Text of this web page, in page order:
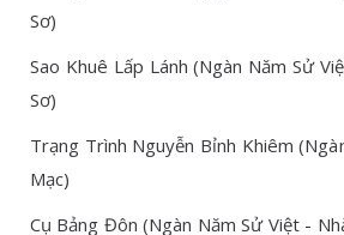
Sơ)
Sao Khuê Lấp Lánh (Ngàn Năm Sử
Sơ)
Trạng Trình Nguyễn Bỉnh Khiêm
Mạc)
Cụ Bảng Đôn (Ngàn Năm Sử Việt -